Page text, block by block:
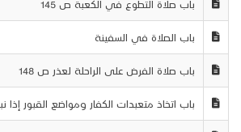
باب صلاة التطوع في الكعبة ص 145
باب الصلاة في السفينة
باب صلاة الفرض على الراحلة لعذر ص 148
باب اتخاذ متعبدات الكفار ومواضع القبور